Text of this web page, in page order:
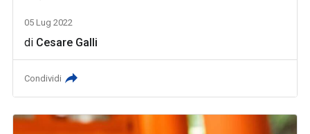
05 Lug 2022
di Cesare Galli
Condividi